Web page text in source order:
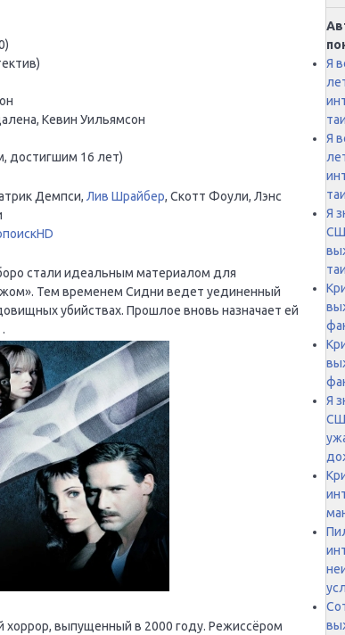
Кевин Уильямсон
достигшим 16 лет)
Демпси, Лив Шрайбер, Скотт Фоули, Лэнс
стали идеальным материалом для
Тем временем Сидни ведет уединенный
убийствах. Прошлое вновь назначает ей
хоррор, выпущенный в 2000 году. Режиссёром
Я
Я
Я
Я